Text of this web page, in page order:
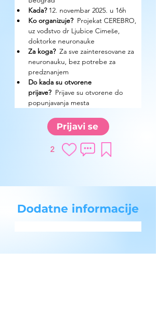
Kada? 12. novembar 2025. u 16h
Ko organizuje? Projekat CEREBRO,
uz vođstvo dr Ljubice Cimeše,
doktorke neuronauke
Za koga? Za sve zainteresovane za
neuronauku, bez potrebe za
predznanjem
Do kada su otvorene
prijave? Prijave su otvorene do
popunjavanja mesta
Prijavi se
2
Dodatne informacije